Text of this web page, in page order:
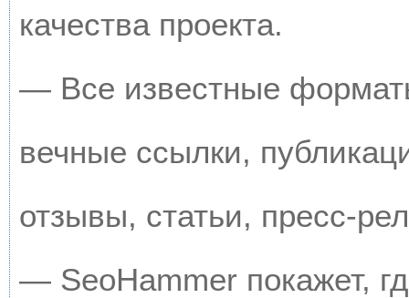
качества проекта.
— Все известные
вечные ссылки,
отзывы, статьи, пресс-
— SeoHammer покажет,